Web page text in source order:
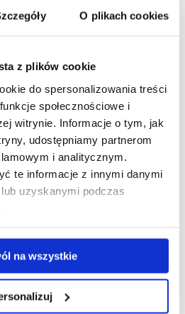
O plikach cookies
z plików cookie
do spersonalizowania treści
społecznościowe i
witrynie. Informacje o tym, jak
udostępniamy partnerom
i analitycznym.
te informacje z innymi danymi
uzyskanymi podczas
na wszystkie
informacyjna
hospitacji stacjonarnej
ewaluacyjna
programowej praktyki
obserwacji zajęć
ewaluacyjna
uwag i spostrzeżeń